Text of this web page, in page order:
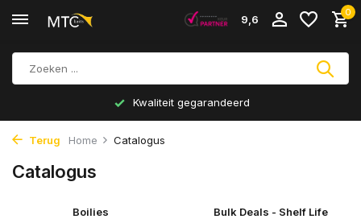
9,6
0
Kwaliteit gegarandeerd
Terug Home Catalogus
Catalogus
Boilies Bulk Deals - Shelf Life